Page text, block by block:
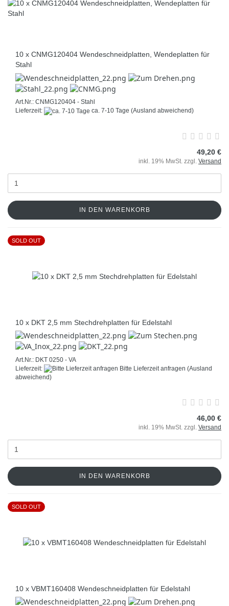
10 x CNMG120404 Wendeschneidplatten, Wendeplatten für
Stahl
Art.Nr.: CNMG120404 - Stahl
Lieferzeit:
ca. 7-10 Tage (Ausland abweichend)
49,20 €
inkl. 19% MwSt. zzgl. Versand
IN DEN WARENKORB
SOLD OUT
10 x DKT 2,5 mm Stechdrehplatten für Edelstahl
Art.Nr.: DKT 0250 - VA
Lieferzeit:
Bitte Lieferzeit anfragen (Ausland
abweichend)
46,00 €
inkl. 19% MwSt. zzgl. Versand
IN DEN WARENKORB
SOLD OUT
10 x VBMT160408 Wendeschneidplatten für Edelstahl